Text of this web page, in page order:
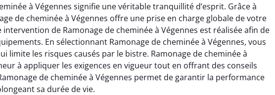
à Végennes signifie une véritable tranquillité d’esprit. Grâce à
de cheminée à Végennes offre une prise en charge globale de votre
de Ramonage de cheminée à Végennes est réalisée afin de
En sélectionnant Ramonage de cheminée à Végennes, vous
limite les risques causés par le bistre. Ramonage de cheminée à
à appliquer les exigences en vigueur tout en offrant des conseils
de cheminée à Végennes permet de garantir la performance
sa durée de vie.